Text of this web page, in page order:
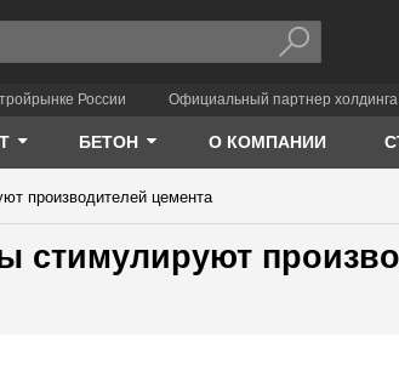
России Официальный партнер холдинга
БЕТОН О КОМПАНИИ
производителей цемента
стимулируют